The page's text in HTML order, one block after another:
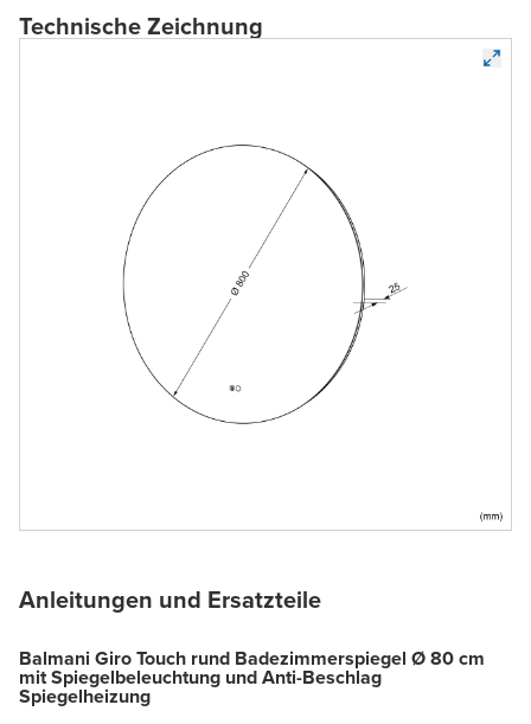
Technische Zeichnung
Anleitungen und Ersatzteile
Balmani Giro Touch rund Badezimmerspiegel Ø 80 cm
mit Spiegelbeleuchtung und Anti-Beschlag
Spiegelheizung